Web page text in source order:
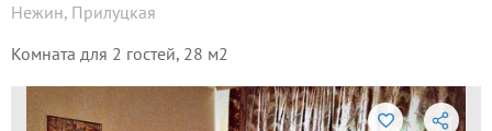
Нежин, Прилуцкая
Комната для 2 гостей, 28 м2